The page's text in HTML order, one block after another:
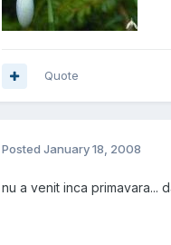
Quote
Posted January 18, 2008
nu a venit inca primavara...